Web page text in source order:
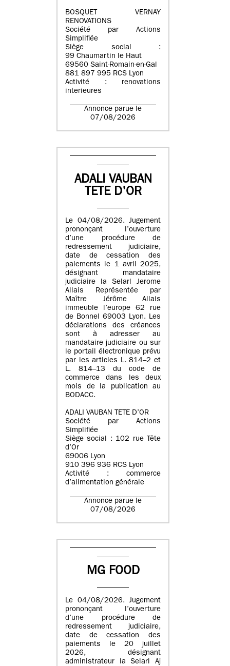
BOSQUET VERNAY
RENOVATIONS
Société par Actions
Simplifiée
Siège social :
99 Chaumartin le Haut
69560 Saint-Romain-en-Gal
881 897 995 RCS Lyon
Activité : renovations
interieures
Annonce parue le
07/08/2026
ADALI VAUBAN
TETE D'OR
Le 04/08/2026. Jugement
prononçant l’ouverture
d’une procédure de
redressement judiciaire,
date de cessation des
paiements le 1 avril 2025,
désignant mandataire
judiciaire la Selarl Jerome
Allais Représentée par
Maître Jérôme Allais
immeuble l’europe 62 rue
de Bonnel 69003 Lyon. Les
déclarations des créances
sont à adresser au
mandataire judiciaire ou sur
le portail électronique prévu
par les articles L. 814–2 et
L. 814–13 du code de
commerce dans les deux
mois de la publication au
BODACC.
ADALI VAUBAN TETE D’OR
Société par Actions
Simplifiée
Siège social : 102 rue Tête
d’Or
69006 Lyon
910 396 936 RCS Lyon
Activité : commerce
d’alimentation générale
Annonce parue le
07/08/2026
MG FOOD
Le 04/08/2026. Jugement
prononçant l’ouverture
d’une procédure de
redressement judiciaire,
date de cessation des
paiements le 20 juillet
2026, désignant
administrateur la Selarl Aj